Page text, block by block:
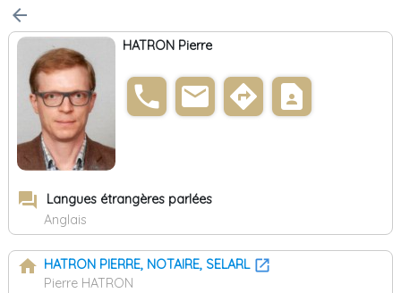
arrow_back
HATRON Pierre
phone email directions contact_page
forum
Langues étrangères parlées
Anglais
home HATRON PIERRE, NOTAIRE, SELARL
Pierre HATRON